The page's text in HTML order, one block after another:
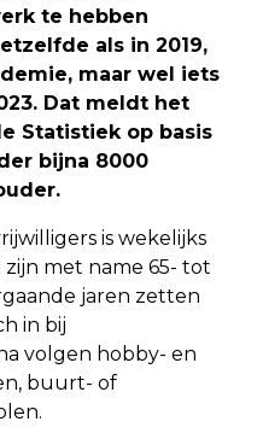
te hebben
als in 2019,
maar wel iets
Dat meldt het
Statistiek op basis
bijna 8000
is wekelijks
met name 65- tot
jaren zetten
in bij
volgen hobby- en
buurt- of